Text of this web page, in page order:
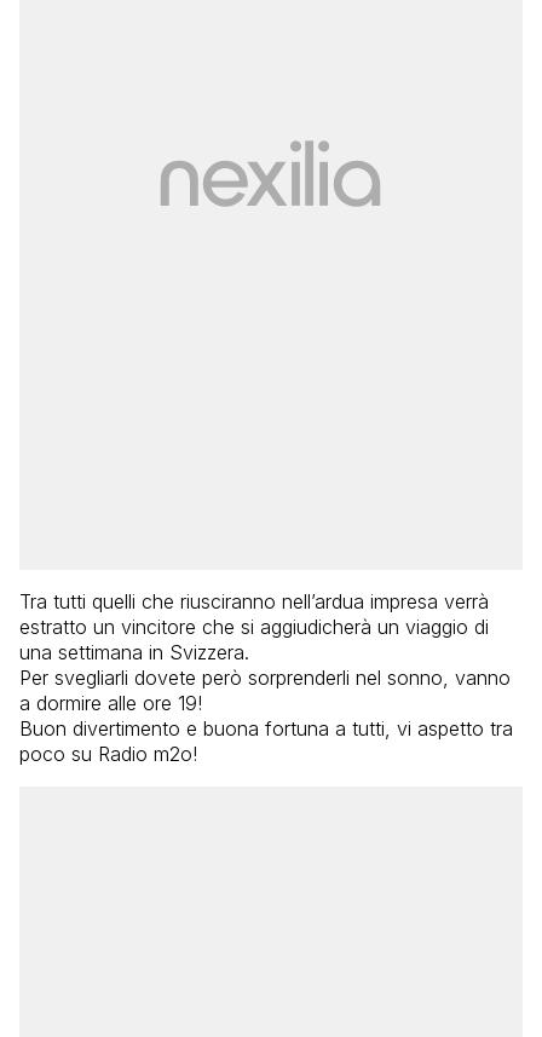
Tra tutti quelli che riusciranno nell’ardua impresa verrà
estratto un vincitore che si aggiudicherà un viaggio di
una settimana in Svizzera.
Per svegliarli dovete però sorprenderli nel sonno, vanno
a dormire alle ore 19!
Buon divertimento e buona fortuna a tutti, vi aspetto tra
poco su Radio m2o!